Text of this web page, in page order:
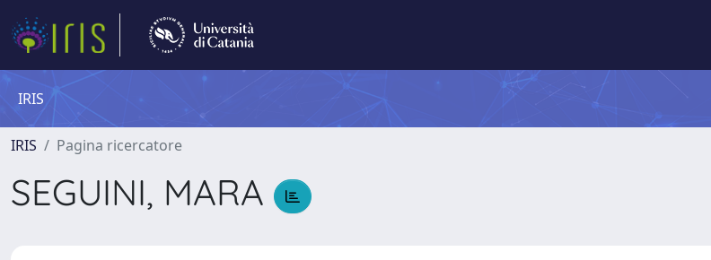
IRIS
IRIS Pagina ricercatore
SEGUINI, MARA